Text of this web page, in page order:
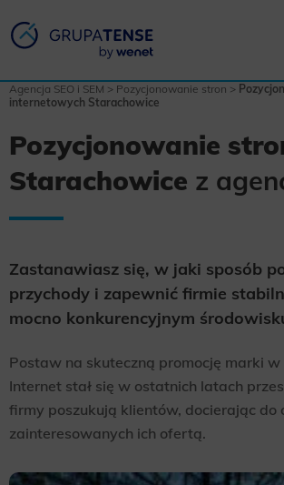
Agencja SEO i SEM > Pozycjonowanie stron >
internetowych Starachowice
Pozycjonowanie
Starachowice z
Zastanawiasz się, w jaki sposób
przychody i zapewnić firmie
mocno konkurencyjnym
Postaw na skuteczną promocję marki w
Internet stał się w ostatnich latach
firmy poszukują klientów, docierając do
zainteresowanych ich ofertą.